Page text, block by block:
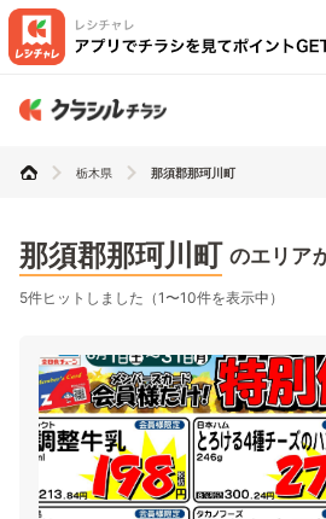
栃木県 那須郡那珂川町
那須郡那珂川町 のエリア
5件ヒットしました（1〜10件を表示中）